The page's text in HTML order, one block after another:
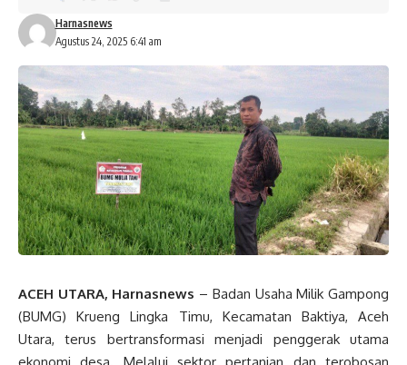
Agustus 24, 2025 6:41 am
Harnasnews
ACEH UTARA, Harnasnews – Badan Usaha Milik Gampong
(BUMG) Krueng Lingka Timu, Kecamatan Baktiya, Aceh
Utara, terus bertransformasi menjadi penggerak utama